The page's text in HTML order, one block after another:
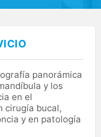
y servicios al
una asistencia
con tratamientos
y tu estética.
panorámica
y los
en el
cirugía bucal,
y en patología